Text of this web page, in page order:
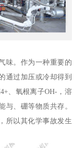
味。作为一种重要的
通过加压或冷却得到
、氧根离子OH-，溶
与、硼等物质共存。
所以其化学事故发生